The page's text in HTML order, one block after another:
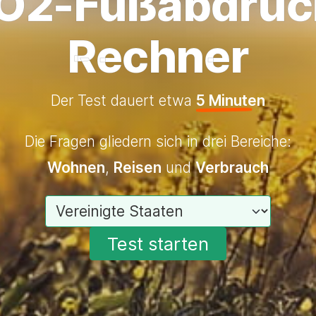
Rechner
Der Test dauert etwa 5 Minuten
Die Fragen gliedern sich in drei Bereiche:
Wohnen, Reisen undVerbrauch
Wähle dein Land
Test starten